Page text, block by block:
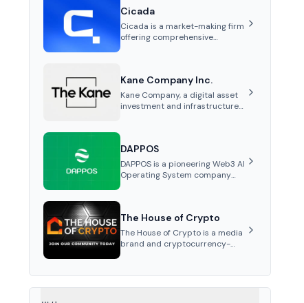
Cicada
Cicada is a market-making firm
offering comprehensive
tokenomics audits, and listing
support for cryptocurrency
projects.
Kane Company Inc.
Kane Company, a digital asset
investment and infrastructure
instit...
DAPPOS
DAPPOS is a pioneering Web3 AI
Operating System company
professionals, revolutionizing
on-chain interactions with
institutional-level efficiency.
The House of Crypto
The House of Crypto is a media
brand and cryptocurrency-
offering market analysis,
trading education, and